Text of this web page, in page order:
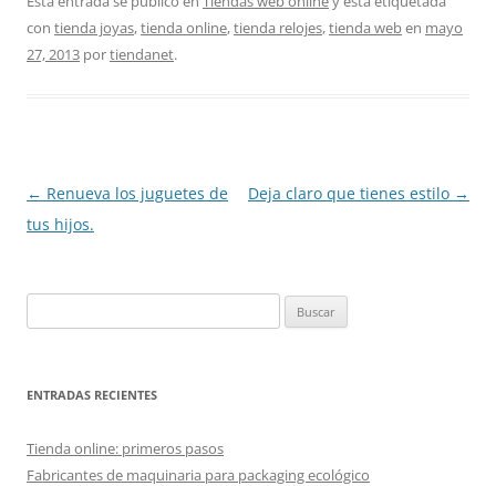
con tienda joyas,tienda online,tienda relojes,tienda weben mayo
27, 2013 portiendanet.
Navegación
de
← Renueva los juguetes de
tus hijos.
Deja claro que tienes estilo →
ENTRADAS RECIENTES
Tienda online: primeros pasos
Fabricantes de maquinaria para packaging ecológico